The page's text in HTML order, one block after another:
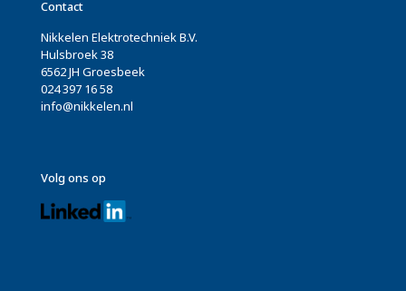
Contact
Nikkelen Elektrotechniek B.V.
Hulsbroek 38
6562 JH Groesbeek
024 397 16 58
info@nikkelen.nl
Volg ons op